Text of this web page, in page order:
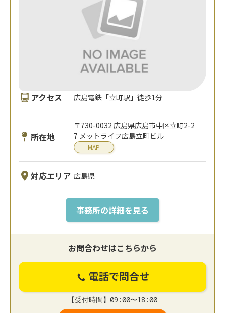
アクセス 広島電鉄「立町駅」徒歩1分
所在地
〒730-0032 広島県広島市中区立町2-2
7 メットライフ広島立町ビル
MAP
対応エリア 広島県
事務所の詳細を見る
お問合わせはこちらから
電話で問合せ
【受付時間】09:00〜18:00